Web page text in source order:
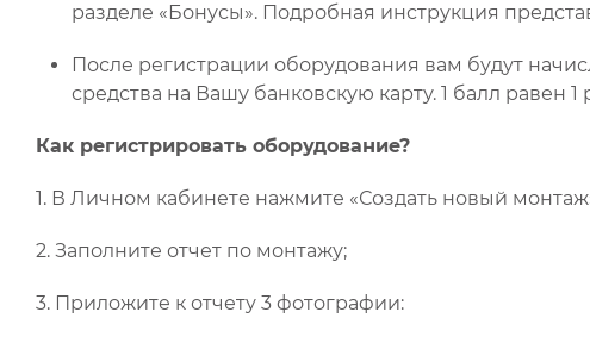
разделе «Бонусы». Подробная инструкция
После регистрации оборудования вам будут
средства на Вашу банковскую карту. 1 балл равен 1
Как регистрировать оборудование?
1. В Личном кабинете нажмите «Создать новый
2. Заполните отчет по монтажу;
3. Приложите к отчету 3 фотографии: